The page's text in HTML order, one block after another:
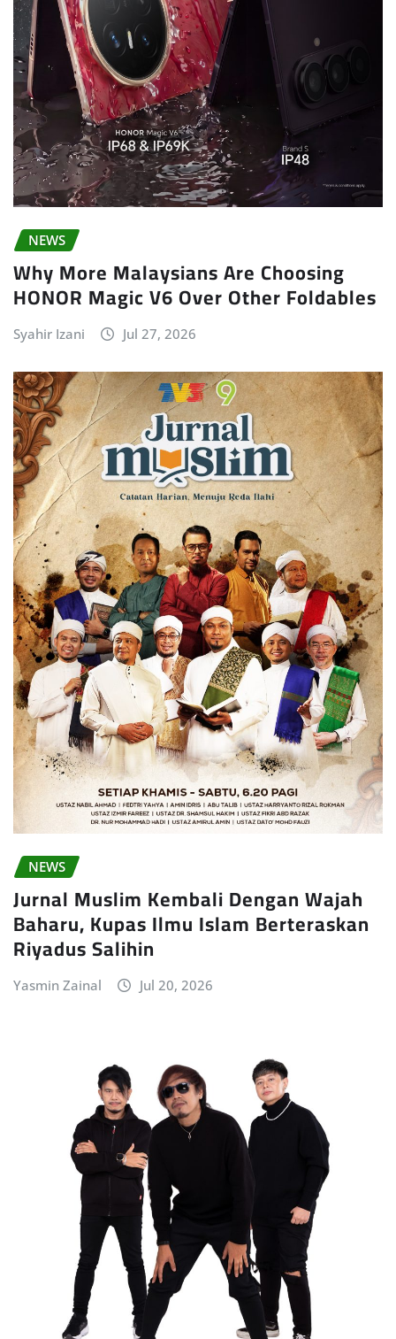
NEWS
Why More Malaysians Are Choosing
HONOR Magic V6 Over Other Foldables
Syahir Izani Jul 27, 2026
NEWS
Jurnal Muslim Kembali Dengan Wajah
Baharu, Kupas Ilmu Islam Berteraskan
Riyadus Salihin
Yasmin Zainal Jul 20, 2026